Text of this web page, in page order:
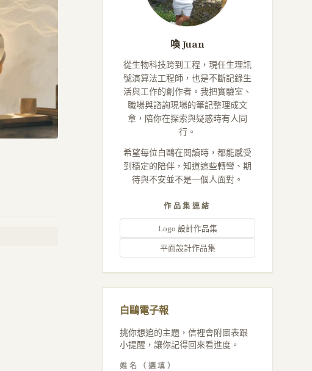
喚 Juan
從生物科技跨到工程，現任生理訊
號演算法工程師，也是不斷記錄生
活與工作的創作者。我把實驗室、
職場與諮詢現場的筆記整理成文
章，陪你在探索與疑惑時有人同
行。
希望每位白鷗在閱讀時，都能感受
到穩定的陪伴，知道這些轉彎、期
待與不安並不是一個人面對。
作品集連結
Logo 設計作品集
平面設計作品集
白鷗電子報
挑你想追的主題，信裡會附圖表跟
小提醒，讓你記得回來看進度。
姓名（選填）